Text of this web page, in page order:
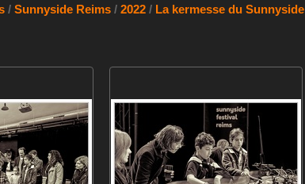
/ Sunnyside Reims / 2022 / La kermesse du Sunnyside